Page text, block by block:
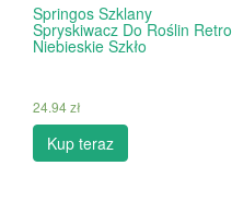
Springos Szklany
Spryskiwacz Do Roślin Retro
Niebieskie Szkło
24.94zł
Kup teraz